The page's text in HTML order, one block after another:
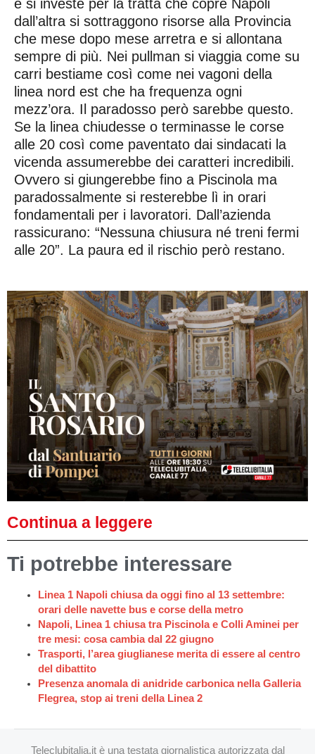
e si investe per la tratta che copre Napoli
dall’altra si sottraggono risorse alla Provincia
che mese dopo mese arretra e si allontana
sempre di più. Nei pullman si viaggia come su
carri bestiame così come nei vagoni della
linea nord est che ha frequenza ogni
mezz’ora. Il paradosso però sarebbe questo.
Se la linea chiudesse o terminasse le corse
alle 20 così come paventato dai sindacati la
vicenda assumerebbe dei caratteri incredibili.
Ovvero si giungerebbe fino a Piscinola ma
paradossalmente si resterebbe lì in orari
fondamentali per i lavoratori. Dall’azienda
rassicurano: “Nessuna chiusura né treni fermi
alle 20”. La paura ed il rischio però restano.
Continua a leggere
Ti potrebbe interessare
Linea 1 Napoli chiusa da oggi fino al 13 settembre:
orari delle navette bus e corse della metro
Napoli, Linea 1 chiusa tra Piscinola e Colli Aminei per
tre mesi: cosa cambia dal 22 giugno
Trasporti, l’area giuglianese merita di essere al centro
del dibattito
Presenza anomala di anidride carbonica nella Galleria
Flegrea, stop ai treni della Linea 2
Teleclubitalia.it è una testata giornalistica autorizzata dal